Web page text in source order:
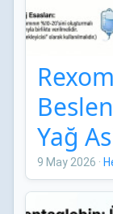
Yağ
Analizi
9 May 2026 ·